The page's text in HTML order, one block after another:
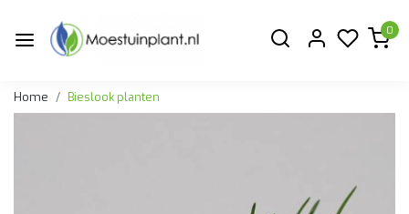
0
Home Bieslook planten